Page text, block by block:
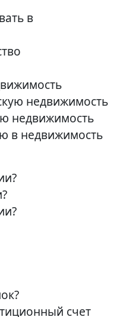
в
недвижимость
недвижимость
в недвижимость
счет